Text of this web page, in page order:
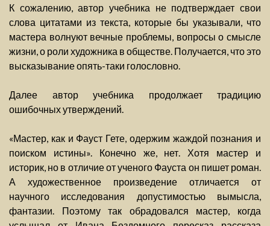
К сожалению, автор учебника не подтверждает свои
слова цитатами из текста, которые бы указывали, что
мастера волнуют вечные проблемы, вопросы о смысле
жизни, о роли художника в обществе. Получается, что это
высказывание опять-таки голословно.
Далее автор учебника продолжает традицию
ошибочных утверждений.
«Мастер, как и Фауст Гете, одержим жаждой познания и
поиском истины». Конечно же, нет. Хотя мастер и
историк, но в отличие от ученого Фауста он пишет роман.
А художественное произведение отличается от
научного исследования допустимостью вымысла,
фантазии. Поэтому так обрадовался мастер, когда